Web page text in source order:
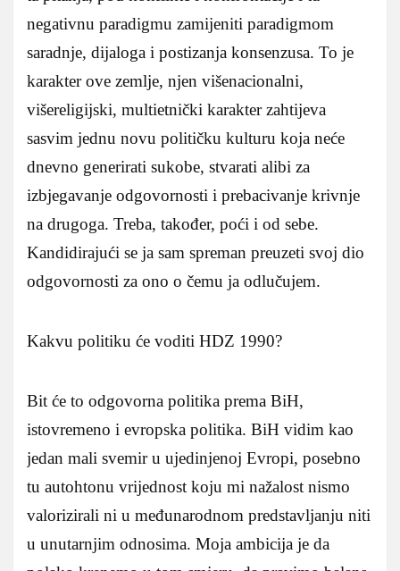
negativnu paradigmu zamijeniti paradigmom
saradnje, dijaloga i postizanja konsenzusa. To je
karakter ove zemlje, njen višenacionalni,
višereligijski, multietnički karakter zahtijeva
sasvim jednu novu političku kulturu koja neće
dnevno generirati sukobe, stvarati alibi za
izbjegavanje odgovornosti i prebacivanje krivnje
na drugoga. Treba, također, poći i od sebe.
Kandidirajući se ja sam spreman preuzeti svoj dio
odgovornosti za ono o čemu ja odlučujem.
Kakvu politiku će voditi HDZ 1990?
Bit će to odgovorna politika prema BiH,
istovremeno i evropska politika. BiH vidim kao
jedan mali svemir u ujedinjenoj Evropi, posebno
tu autohtonu vrijednost koju mi nažalost nismo
valorizirali ni u međunarodnom predstavljanju niti
u unutarnjim odnosima. Moja ambicija je da